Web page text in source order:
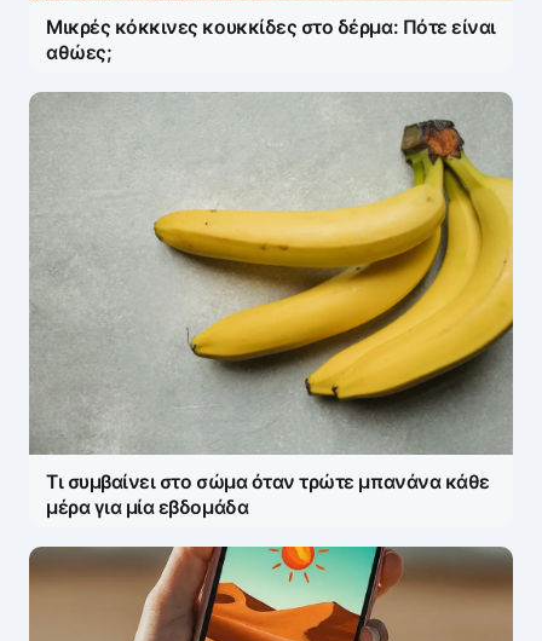
Μικρές κόκκινες κουκκίδες στο δέρμα: Πότε είναι
αθώες;
Τι συμβαίνει στο σώμα όταν τρώτε μπανάνα κάθε
μέρα για μία εβδομάδα